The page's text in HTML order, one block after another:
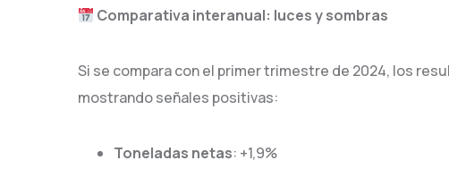
Comparativa interanual: luces y sombras
Si se compara con el primer trimestre de 2024, los
mostrando señales positivas:
Toneladas netas: +1,9%